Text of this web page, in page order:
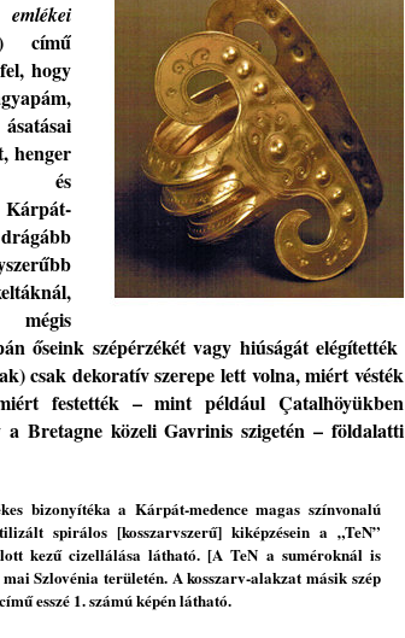
című
,hogy
, henger
és
drágább
őseink szépérzékét vagy hiúságát elégítették
csak dekoratív szerepe lett volna, miért vésték
festették – mint például Çatalhöyükben
a Bretagne közeli Gavrinis szigetén – földalatti
bizonyítéka a Kárpát-medence magas színvonalú
spirálos [kosszarvszerű] kiképzéseina „TeN”
kezű cizellálása látható.[A TeN a suméroknál is
Szlovénia területén. A kosszarv-alakzat másik szép
című esszé 1. számú képén látható.